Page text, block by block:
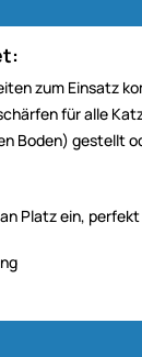
zum Einsatz
für alle
Boden) gestellt
Platz ein,